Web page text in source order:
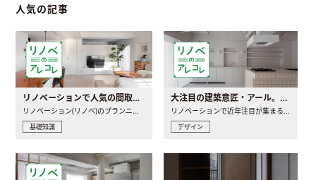
人気の記事
リノベーションで人気の間取りとは？トレンドの間取りと実例を徹底解説
リノベーション(リノベ)のプランニングで一番最初に決めるのは..
基礎知識
大注目の建築意匠・アール。人気の理由と空間に取り入れるポイント
リノベーションで近年注目が集まる建築意匠の一つであるアール..
デザイン